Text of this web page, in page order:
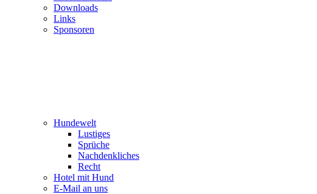
Downloads
Links
Sponsoren
Hundewelt
Lustiges
Sprüche
Nachdenkliches
Recht
Hotel mit Hund
E-Mail an uns